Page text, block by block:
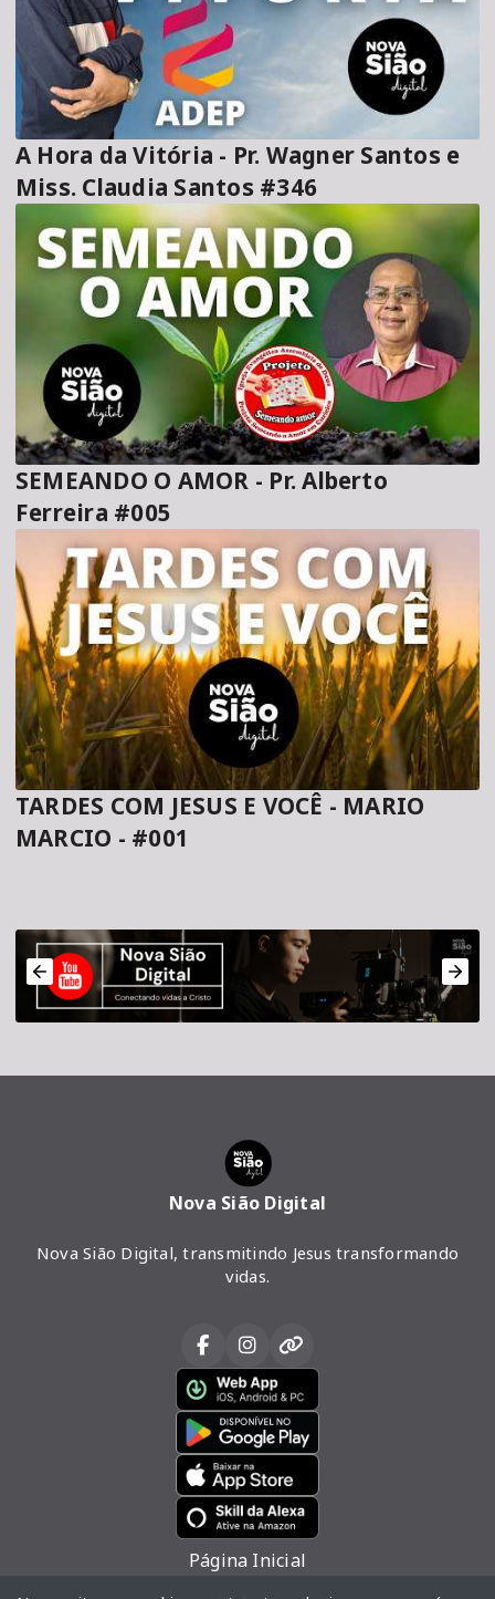
A Hora da Vitória - Pr. Wagner Santos e
Miss. Claudia Santos #346
SEMEANDO O AMOR - Pr. Alberto
Ferreira #005
TARDES COM JESUS E VOCÊ - MARIO
MARCIO - #001
Nova Sião Digital
Nova Sião Digital, transmitindo Jesus transformando
vidas.
Página Inicial